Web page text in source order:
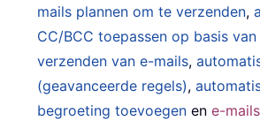
mails plannen om te verzenden,
CC/BCC toepassen op basis
verzenden van e-mails,
(geavanceerde regels),
begroeting toevoegen ene-